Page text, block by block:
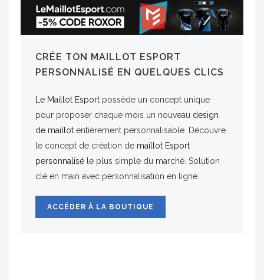
CRÉE TON MAILLOT ESPORT
PERSONNALISÉ EN QUELQUES CLICS
Le Maillot Esport possède un concept unique
pour proposer chaque mois un nouveau design
de maillot entièrement personnalisable. Découvre
le concept de création de maillot Esport
personnalisé le plus simple du marché. Solution
clé en main avec personnalisation en ligne.
ACCÉDER À LA BOUTIQUE